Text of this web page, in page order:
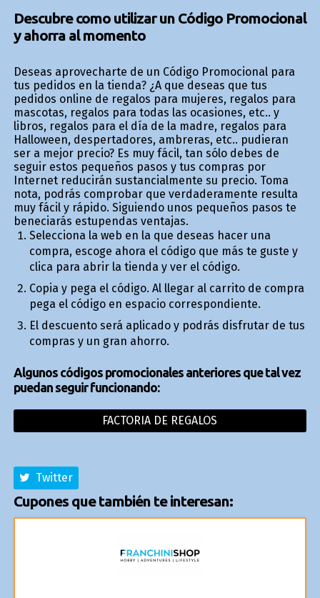
Descubre como utilizar un Código Promocional
y ahorra al momento
Deseas aprovecharte de un Código Promocional para
tus pedidos en la tienda? ¿A que deseas que tus
pedidos online de regalos para mujeres, regalos para
mascotas, regalos para todas las ocasiones, etc.. y
libros, regalos para el día de la madre, regalos para
Halloween, despertadores, fiambreras, etc.. pudieran
ser a mejor precio? Es muy fácil, tan sólo debes de
seguir estos pequeños pasos y tus compras por
Internet reducirán sustancialmente su precio. Toma
nota, podrás comprobar que verdaderamente resulta
muy fácil y rápido. Siguiendo unos pequeños pasos te
beneficiarás estupendas ventajas.
Selecciona la web en la que deseas hacer una
compra, escoge ahora el código que más te guste y
clica para abrir la tienda y ver el código.
Copia y pega el código. Al llegar al carrito de compra
pega el código en espacio correspondiente.
El descuento será aplicado y podrás disfrutar de tus
compras y un gran ahorro.
Algunos códigos promocionales anteriores que tal vez
puedan seguir funcionando:
FACTORIA DE REGALOS
Twitter
Cupones que también te interesan: